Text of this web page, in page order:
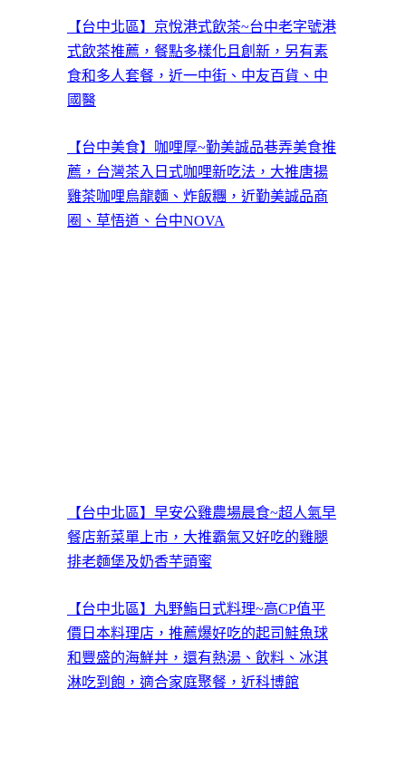
【台中北區】京悅港式飲茶~台中老字號港
式飲茶推薦，餐點多樣化且創新，另有素
食和多人套餐，近一中街、中友百貨、中
國醫
【台中美食】咖哩厚~勤美誠品巷弄美食推
薦，台灣茶入日式咖哩新吃法，大推唐揚
雞茶咖哩烏龍麵、炸飯糰，近勤美誠品商
圈、草悟道、台中NOVA
【台中北區】早安公雞農場晨食~超人氣早
餐店新菜單上市，大推霸氣又好吃的雞腿
排老麵堡及奶香芋頭蜜
【台中北區】丸野鮨日式料理~高CP值平
價日本料理店，推薦爆好吃的起司鮭魚球
和豐盛的海鮮丼，還有熱湯、飲料、冰淇
淋吃到飽，適合家庭聚餐，近科博館